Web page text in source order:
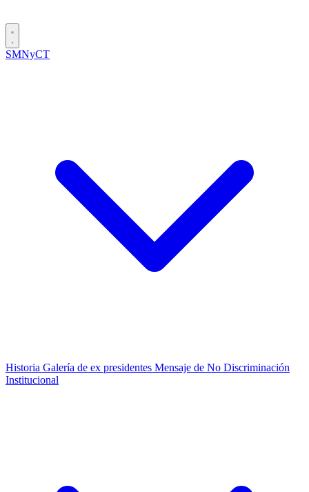
SMNyCT
Historia Galería de ex presidentes Mensaje de No Discriminación
Institucional